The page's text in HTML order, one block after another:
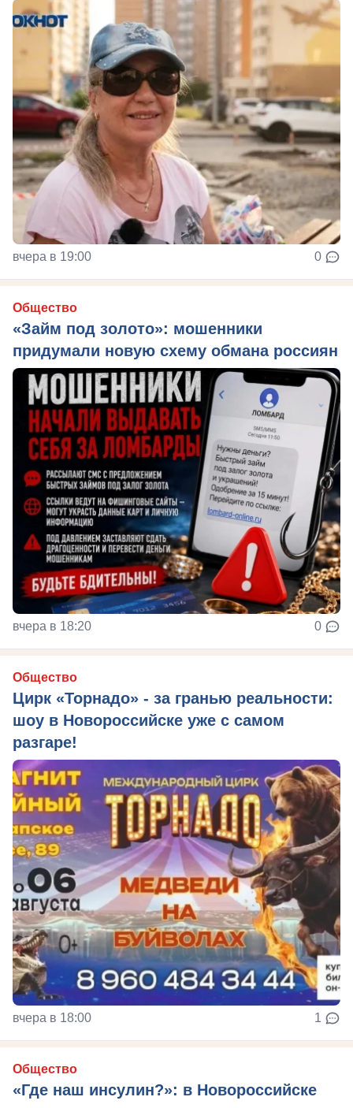
вчера в 19:00 0
Общество
«Займ под золото»: мошенники
придумали новую схему обмана россиян
вчера в 18:20 0
Общество
Цирк «Торнадо» - за гранью реальности:
шоу в Новороссийске уже с самом
разгаре!
вчера в 18:00 1
Общество
«Где наш инсулин?»: в Новороссийске